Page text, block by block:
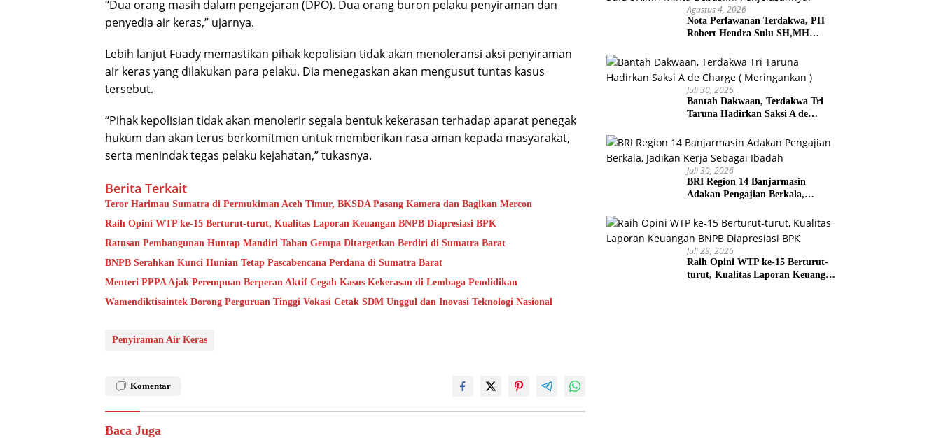
“Dua orang masih dalam pengejaran (DPO). Dua orang buron pelaku penyiraman dan
penyedia air keras,” ujarnya.
Lebih lanjut Fuady memastikan pihak kepolisian tidak akan menoleransi aksi penyiraman
air keras yang dilakukan para pelaku. Dia menegaskan akan mengusut tuntas kasus
tersebut.
“Pihak kepolisian tidak akan menolerir segala bentuk kekerasan terhadap aparat penegak
hukum dan akan terus berkomitmen untuk memberikan rasa aman kepada masyarakat,
serta menindak tegas pelaku kejahatan,” tukasnya.
Berita Terkait
Teror Harimau Sumatra di Permukiman Aceh Timur, BKSDA Pasang Kamera dan Bagikan Mercon
Raih Opini WTP ke-15 Berturut-turut, Kualitas Laporan Keuangan BNPB Diapresiasi BPK
Ratusan Pembangunan Huntap Mandiri Tahan Gempa Ditargetkan Berdiri di Sumatra Barat
BNPB Serahkan Kunci Hunian Tetap Pascabencana Perdana di Sumatra Barat
Menteri PPPA Ajak Perempuan Berperan Aktif Cegah Kasus Kekerasan di Lembaga Pendidikan
Wamendiktisaintek Dorong Perguruan Tinggi Vokasi Cetak SDM Unggul dan Inovasi Teknologi Nasional
Penyiraman Air Keras
Komentar
Baca Juga
Agustus 4, 2026
Nota Perlawanan Terdakwa, PH
Robert Hendra Sulu SH,MH
Juli 30, 2026
Bantah Dakwaan, Terdakwa Tri
Taruna Hadirkan Saksi A de
Juli 30, 2026
BRI Region 14 Banjarmasin
Adakan Pengajian Berkala,
Juli 29, 2026
Raih Opini WTP ke-15 Berturut-
turut, Kualitas Laporan Keuangan